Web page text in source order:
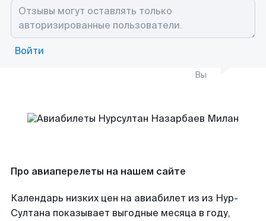
Войти
Вы
Про авиаперелеты на нашем сайте
Календарь низких цен на авиабилет из из Нур-
Султана показывает выгодные месяца в году,